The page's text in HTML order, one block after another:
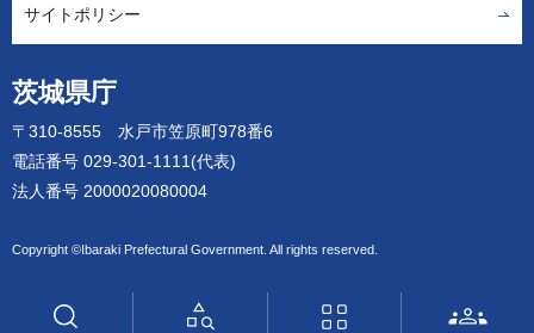
茨城県庁
〒310-8555 水戸市笠原町978番6
電話番号 029-301-1111(代表)
法人番号 2000020080004
Copyright ©Ibaraki Prefectural Government. All rights reserved.
サイトポリシー